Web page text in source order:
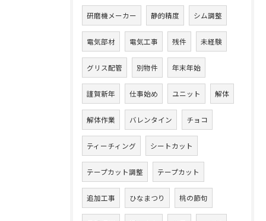
研磨機メーカー 静的精度 シム調整
電気部材 電気工事 残件 未経験
グリス配管 別物件 年末年始
謹賀新年 仕事始め ユニット 解体
解体作業 バレンタイン チョコ
ティーチィング シートカット
テープカット調整 テープカット
追加工事 ひなまつり 桃の節句